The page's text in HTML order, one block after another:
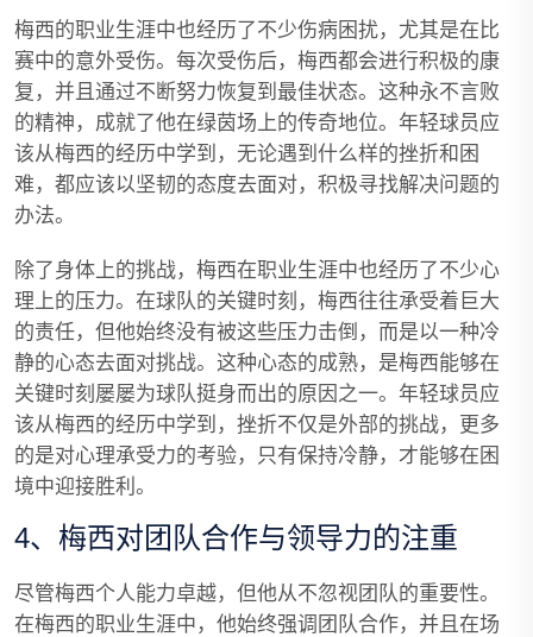
梅西的职业生涯中也经历了不少伤病困扰，尤其是在比
赛中的意外受伤。每次受伤后，梅西都会进行积极的康
复，并且通过不断努力恢复到最佳状态。这种永不言败
的精神，成就了他在绿茵场上的传奇地位。年轻球员应
该从梅西的经历中学到，无论遇到什么样的挫折和困
难，都应该以坚韧的态度去面对，积极寻找解决问题的
办法。
除了身体上的挑战，梅西在职业生涯中也经历了不少心
理上的压力。在球队的关键时刻，梅西往往承受着巨大
的责任，但他始终没有被这些压力击倒，而是以一种冷
静的心态去面对挑战。这种心态的成熟，是梅西能够在
关键时刻屡屡为球队挺身而出的原因之一。年轻球员应
该从梅西的经历中学到，挫折不仅是外部的挑战，更多
的是对心理承受力的考验，只有保持冷静，才能够在困
境中迎接胜利。
4、梅西对团队合作与领导力的注重
尽管梅西个人能力卓越，但他从不忽视团队的重要性。
在梅西的职业生涯中，他始终强调团队合作，并且在场